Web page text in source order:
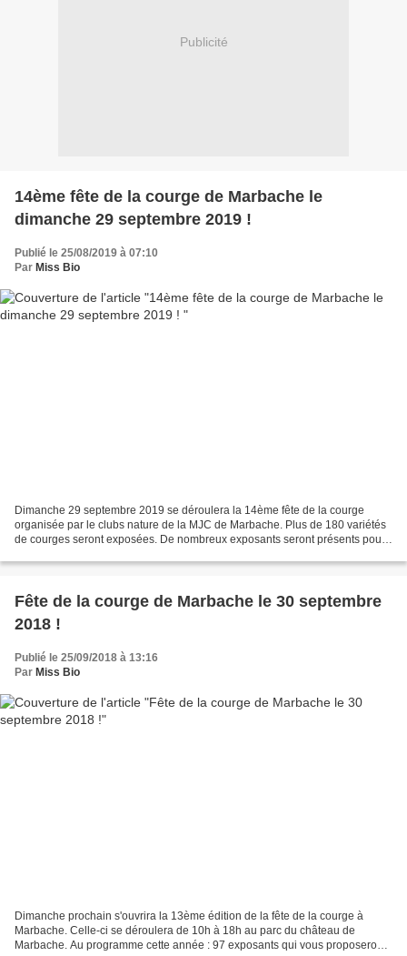
Publicité
14ème fête de la courge de Marbache le
dimanche 29 septembre 2019 !
Publié le 25/08/2019 à 07:10
Par Miss Bio
Dimanche 29 septembre 2019 se déroulera la 14ème fête de la courge
organisée par le clubs nature de la MJC de Marbache. Plus de 180 variétés
de courges seront exposées. De nombreux exposants seront présents pour
Fête de la courge de Marbache le 30 septembre
2018 !
Publié le 25/09/2018 à 13:16
Par Miss Bio
Dimanche prochain s'ouvrira la 13ème édition de la fête de la courge à
Marbache. Celle-ci se déroulera de 10h à 18h au parc du château de
Marbache. Au programme cette année : 97 exposants qui vous proposerons